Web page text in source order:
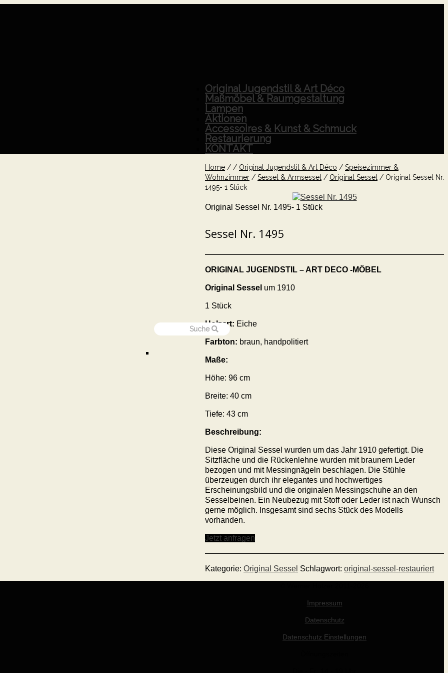
Original Jugendstil & Art Déco
Maßmöbel & Raumgestaltung
Lampen
Aktionen
Accessoires & Kunst & Schmuck
Restaurierung
KONTAKT
Home / / Original Jugendstil & Art Déco / Speisezimmer &
Wohnzimmer / Sessel & Armsessel / Original Sessel / Original Sessel Nr.
1495- 1 Stück
Original Sessel Nr. 1495- 1 Stück
Sessel Nr. 1495
ORIGINAL JUGENDSTIL – ART DECO -MÖBEL
Original Sessel um 1910
1 Stück
Holzart: Eiche
Farbton: braun, handpolitiert
Maße:
Höhe: 96 cm
Breite: 40 cm
Tiefe: 43 cm
Beschreibung:
Diese Original Sessel wurden um das Jahr 1910 gefertigt. Die
Sitzfläche und die Rückenlehne wurden mit braunem Leder
bezogen und mit Messingnägeln beschlagen. Die Stühle
überzeugen durch ihr elegantes und hochwertiges
Erscheinungsbild und die originalen Messingschuhe an den
Sesselbeinen. Ein Neubezug mit Stoff oder Leder ist nach Wunsch
gerne möglich. Insgesamt sind sechs Stück des Modells
vorhanden.
Jetzt anfragen
Kategorie: Original Sessel Schlagwort: original-sessel-restauriert
Impressum
Datenschutz
Datenschutz Einstellungen